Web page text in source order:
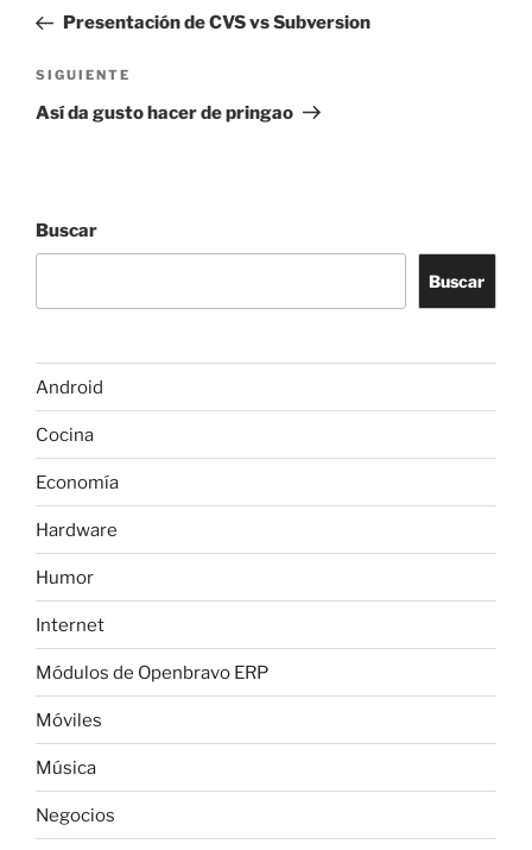
entradas
anterior:
Presentación de CVS vs Subversion
Siguiente
entrada
SIGUIENTE
Así da gusto hacer de pringao
Buscar
Buscar
Android
Cocina
Economía
Hardware
Humor
Internet
Módulos de Openbravo ERP
Móviles
Música
Negocios